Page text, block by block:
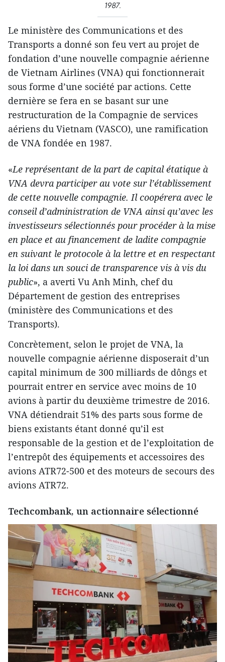
1987.
Le ministère des Communications et des
Transports a donné son feu vert au projet de
fondation d’une nouvelle compagnie aérienne
de Vietnam Airlines (VNA) qui fonctionnerait
sous forme d’une société par actions. Cette
dernière se fera en se basant sur une
restructuration de la Compagnie de services
aériens du Vietnam (VASCO), une ramification
de VNA fondée en 1987.
«Le représentant de la part de capital étatique à
VNA devra participer au vote sur l’établissement
de cette nouvelle compagnie. Il coopérera avec le
conseil d’administration de VNA ainsi qu’avec les
investisseurs sélectionnés pour procéder à la mise
en place et au financement de ladite compagnie
en suivant le protocole à la lettre et en respectant
la loi dans un souci de transparence vis à vis du
public», a averti Vu Anh Minh, chef du
Département de gestion des entreprises
(ministère des Communications et des
Transports).
Concrètement, selon le projet de VNA, la
nouvelle compagnie aérienne disposerait d’un
capital minimum de 300 milliards de dôngs et
pourrait entrer en service avec moins de 10
avions à partir du deuxième trimestre de 2016.
VNA détiendrait 51% des parts sous forme de
biens existants étant donné qu’il est
responsable de la gestion et de l’exploitation de
l’entrepôt des équipements et accessoires des
avions ATR72-500 et des moteurs de secours des
avions ATR72.
Techcombank, un actionnaire sélectionné